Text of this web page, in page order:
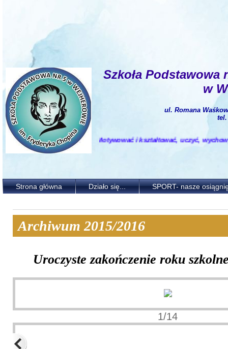
Szkoła Podstawowa
w
ul. Romana
tel.
Motywować i kształtować, uczyć, wychowywać, kreowaći inspirowa
Strona główna Działo się... SPORT- nasze
Archiwum 2015/2016
Uroczyste zakończenie roku
1/14